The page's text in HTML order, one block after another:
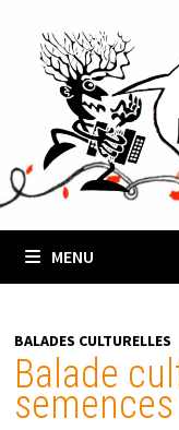
contenu
MENU
BALADES CULTURELLES
Balade